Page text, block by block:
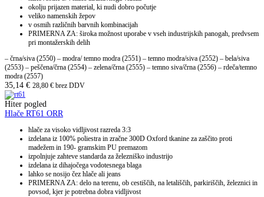
okolju prijazen material, ki nudi dobro počutje
veliko namenskih žepov
v osmih različnih barvnih kombinacijah
PRIMERNA ZA: široka možnost uporabe v vseh industrijskih panogah, predvsem
pri montažerskih delih
– črna/siva (2550) – modra/ temno modra (2551) – temno modra/siva (2552) – bela/siva
(2553) – peščena/črna (2554) – zelena/črna (2555) – temno siva/črna (2556) – rdeča/temno
modra (2557)
35,14 € 28,80 € brez DDV
Hiter pogled
Hlače RT61 ORR
hlače za visoko vidljivost razreda 3:3
izdelana iz 100% poliestra in zračne 300D Oxford tkanine za zaščito proti
madežem in 190- gramskim PU premazom
izpolnjuje zahteve standarda za železniško industrijo
izdelana iz dihajočega vodotesnega blaga
lahko se nosijo čez hlače ali jeans
PRIMERNA ZA: delo na terenu, ob cestiščih, na letališčih, parkiriščih, železnici in
povsod, kjer je potrebna dobra vidljivost